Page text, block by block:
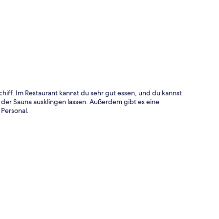
Im Restaurant kannst du sehr gut essen, und du kannst
Sauna ausklingen lassen. Außerdem gibt es eine